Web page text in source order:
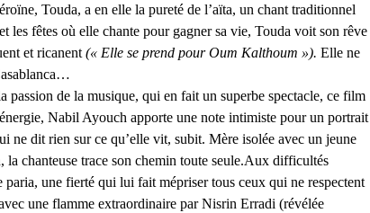
Touda, a en elle la pureté de l’aïta, un chant traditionnel
les fêtes où elle chante pour gagner sa vie, Touda voit son rêve
et ricanent (« Elle se prend pour Oum Kalthoum »). Elle ne
passion de la musique, qui en fait un superbe spectacle, ce film
Nabil Ayouch apporte une note intimiste pour un portrait
ne dit rien sur ce qu’elle vit, subit. Mère isolée avec un jeune
chanteuse trace son chemin toute seule.Aux difficultés
une fierté qui lui fait mépriser tous ceux qui ne respectent
une flamme extraordinaire par Nisrin Erradi (révélée